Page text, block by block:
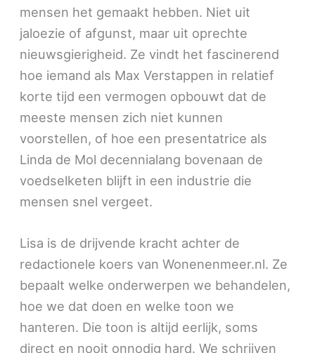
mensen het gemaakt hebben. Niet uit
jaloezie of afgunst, maar uit oprechte
nieuwsgierigheid. Ze vindt het fascinerend
hoe iemand als Max Verstappen in relatief
korte tijd een vermogen opbouwt dat de
meeste mensen zich niet kunnen
voorstellen, of hoe een presentatrice als
Linda de Mol decennialang bovenaan de
voedselketen blijft in een industrie die
mensen snel vergeet.
Lisa is de drijvende kracht achter de
redactionele koers van Wonenenmeer.nl. Ze
bepaalt welke onderwerpen we behandelen,
hoe we dat doen en welke toon we
hanteren. Die toon is altijd eerlijk, soms
direct en nooit onnodig hard. We schrijven